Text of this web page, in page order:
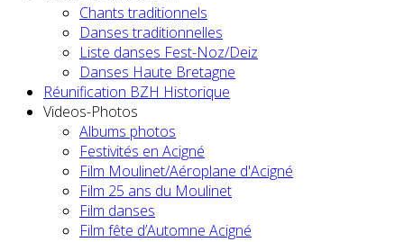
Chants traditionnels
Danses traditionnelles
Liste danses Fest-Noz/Deiz
Danses Haute Bretagne
Réunification BZH Historique
Videos-Photos
Albums photos
Festivités en Acigné
Film Moulinet/Aéroplane d'Acigné
Film 25 ans du Moulinet
Film danses
Film fête d’Automne Acigné